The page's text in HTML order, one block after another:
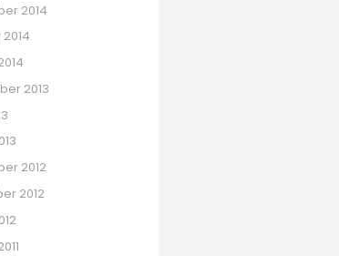
2014
2013
2012
2012